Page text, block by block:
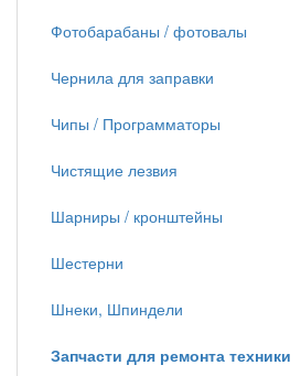
Фотобарабаны / фотовалы
Чернила для заправки
Чипы / Программаторы
Чистящие лезвия
Шарниры / кронштейны
Шестерни
Шнеки, Шпиндели
Запчасти для ремонта техники